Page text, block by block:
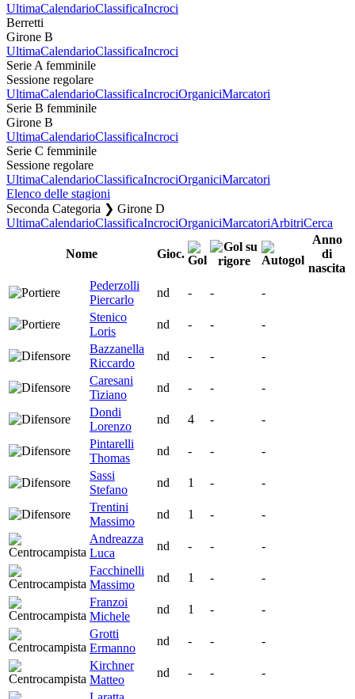
UltimaCalendarioClassificaIncroci
Berretti
Girone B
UltimaCalendarioClassificaIncroci
Serie A femminile
Sessione regolare
UltimaCalendarioClassificaIncrociOrganiciMarcatori
Serie B femminile
Girone B
UltimaCalendarioClassificaIncroci
Serie C femminile
Sessione regolare
UltimaCalendarioClassificaIncrociOrganiciMarcatori
Elenco delle stagioni
Seconda Categoria ❯ Girone D
UltimaCalendarioClassificaIncrociOrganiciMarcatoriArbitriCerca
Nome Gioc.
Anno
di
nascita
Pederzolli
Piercarlo
nd - -
-
Stenico
Loris
nd - -
-
Bazzanella
Riccardo
nd - -
-
Caresani
Tiziano
nd - -
-
Dondi
Lorenzo
nd 4 -
-
Pintarelli
Thomas
nd - -
-
Sassi
Stefano
nd 1 -
-
Trentini
Massimo
nd 1 -
-
Andreazza
Luca
nd - -
-
Facchinelli
Massimo
nd 1 -
-
Franzoi
Michele
nd 1 -
-
Grotti
Ermanno
nd - -
-
Kirchner
Matteo
nd - -
-